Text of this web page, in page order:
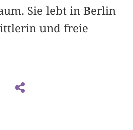
Sie lebt in Berlin
und freie